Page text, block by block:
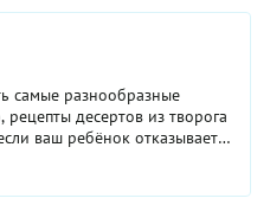
самые разнообразные
десертов из творога
ваш ребёнок отказывается